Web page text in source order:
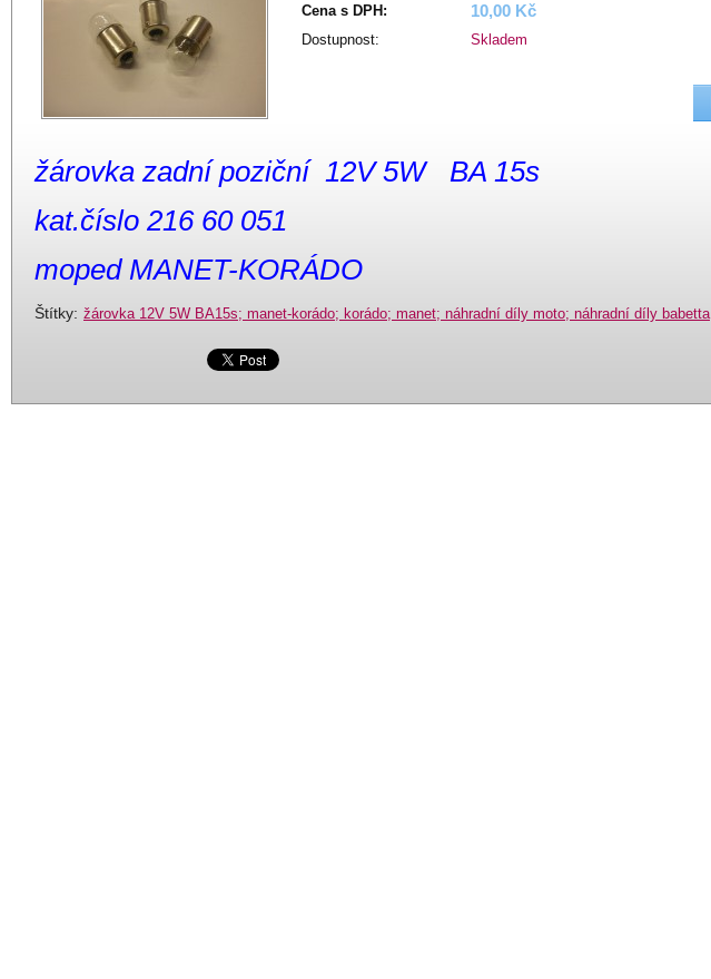
Cena s DPH:
10,00 Kč
Dostupnost: Skladem
žárovka zadní poziční 12V 5W BA 15s
kat.číslo 216 60 051
moped MANET-KORÁDO
Štítky: žárovka 12V 5W BA15s; manet-korádo; korádo; manet; náhradní díly moto; náhradní díly babetta